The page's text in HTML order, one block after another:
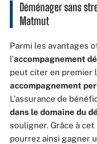
Déménager sans
Matmut
Parmi les avantages
l’accompagnement
peut citer en premier
accompagnement
L’assurance de
dans le domaine du
souligner. Grâce à
pourrez ainsi gagner